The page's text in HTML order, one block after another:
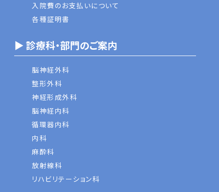
入院費のお支払いについて
各種証明書
▶ 診療科・部門のご案内
脳神経外科
整形外科
神経形成外科
脳神経内科
循環器内科
内科
麻酔科
放射線科
リハビリテーション科